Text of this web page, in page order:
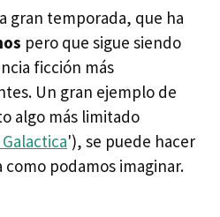
gran temporada, que ha
pero que sigue siendo
ficción más
Un gran ejemplo de
algo más limitado
'), se puede hacer
podamos imaginar.